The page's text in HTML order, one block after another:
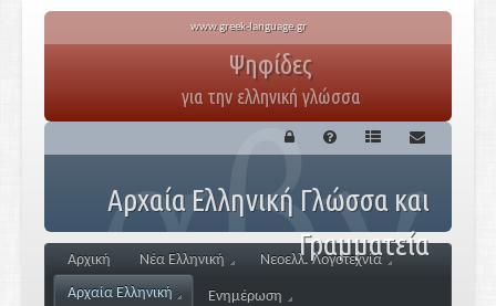
www.greek-language.gr
Ψηφίδες
για την ελληνική γλώσσα
Αρχαία Ελληνική Γλώσσα και
Γραμματεία
Αρχική Νέα Ελληνική
Νεοελλ. Λογοτεχνία
Αρχαία Ελληνική
Ενημέρωση